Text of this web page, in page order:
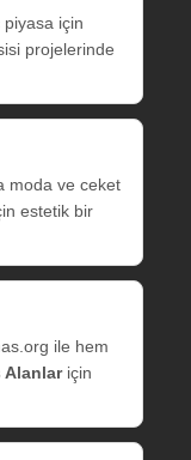
için
projelerinde
moda ve ceket
estetik bir
ile hem
Alanlariçin